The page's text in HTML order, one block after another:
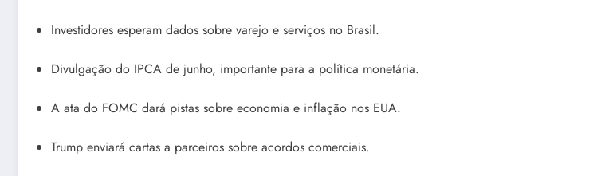
Investidores esperam dados sobre varejo e serviços no Brasil.
Divulgação do IPCA de junho, importante para a política monetária.
A ata do FOMC dará pistas sobre economia e inflação nos EUA.
Trump enviará cartas a parceiros sobre acordos comerciais.